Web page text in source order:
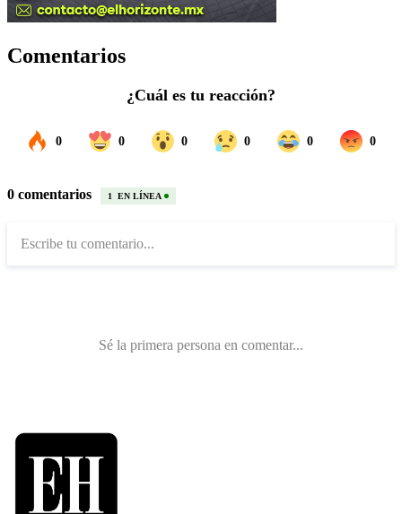
Comentarios